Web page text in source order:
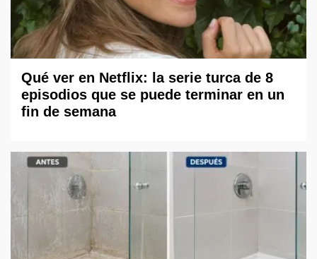
Qué ver en Netflix: la serie turca de 8
episodios que se puede terminar en un
fin de semana